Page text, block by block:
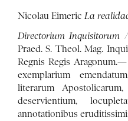
Nicolau Eimeric La
Directorium Inquisitorum
Praed. S. Theol. Mag.
Regnis Regis
exemplarium
literarum
deservientium,
annotationibus